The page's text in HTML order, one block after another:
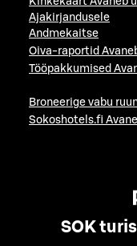
Ajakirjandusele
Andmekaitse
Oiva-raportid
Tööpakkumised
Broneerige vabu
Sokoshotels.fi
SOK